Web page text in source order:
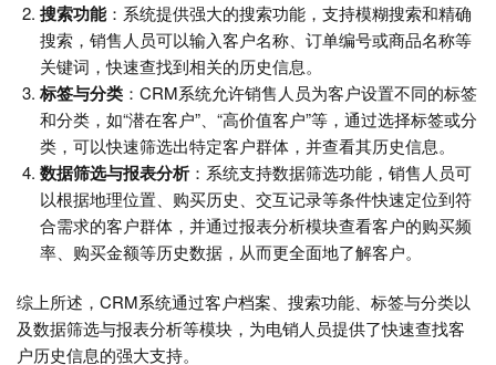
搜索功能：系统提供强大的搜索功能，支持模糊搜索和精确
搜索，销售人员可以输入客户名称、订单编号或商品名称等
关键词，快速查找到相关的历史信息。
标签与分类 ：CRM系统允许销售人员为客户设置不同的标签
和分类，如“潜在客户”、“高价值客户”等，通过选择标签或分
类，可以快速筛选出特定客户群体，并查看其历史信息。
数据筛选与报表分析：系统支持数据筛选功能，销售人员可
以根据地理位置、购买历史、交互记录等条件快速定位到符
合需求的客户群体，并通过报表分析模块查看客户的购买频
率、购买金额等历史数据，从而更全面地了解客户。
综上所述，CRM系统通过客户档案、搜索功能、标签与分类以
及数据筛选与报表分析等模块，为电销人员提供了快速查找客
户历史信息的强大支持。